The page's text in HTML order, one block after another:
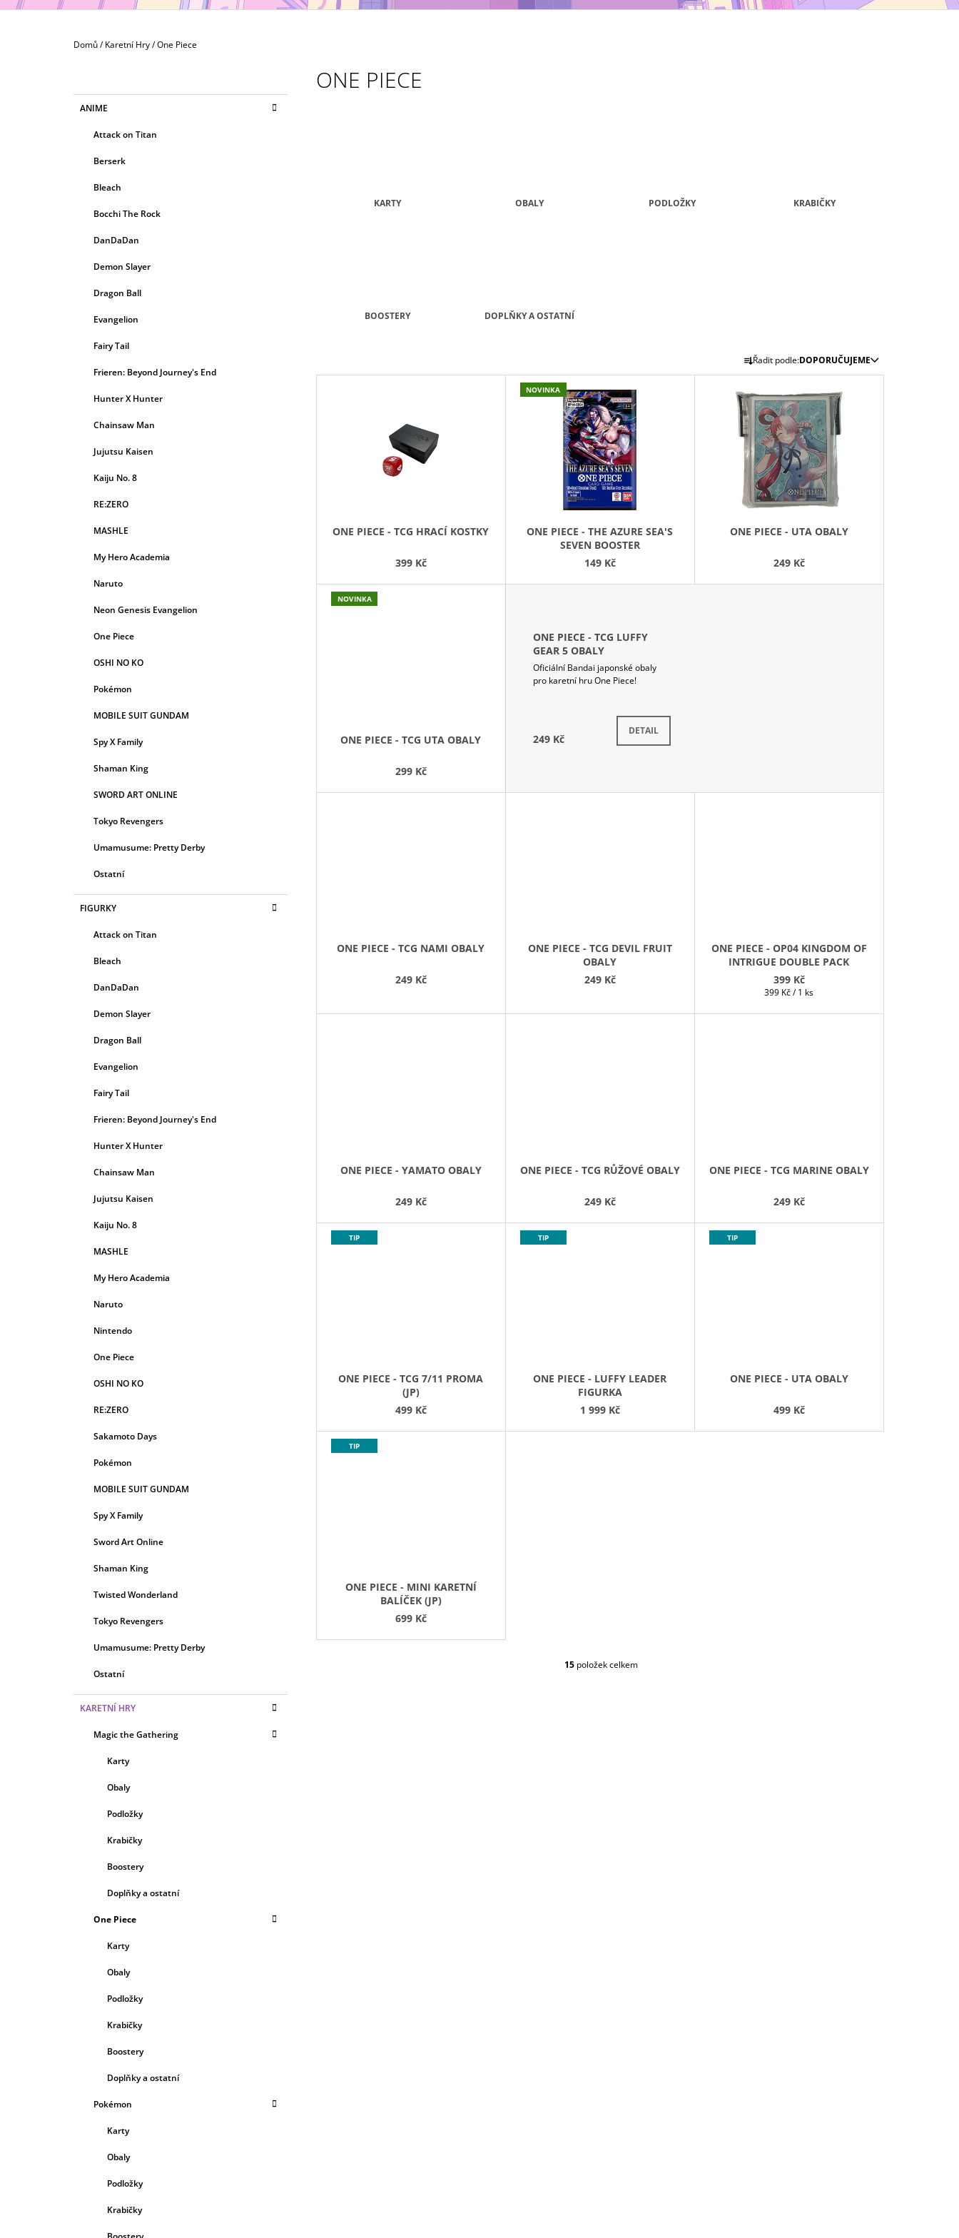
Domů/ Karetní Hry/One Piece
kategorie
K
AANIME
Attack on Titan
Berserk
Bleach
Bocchi The Rock
DanDaDan
Demon Slayer
Dragon Ball
Evangelion
Fairy Tail
Frieren: Beyond Journey's End
Hunter X Hunter
Chainsaw Man
Jujutsu Kaisen
Kaiju No. 8
RE:ZERO
MASHLE
My Hero Academia
Naruto
Neon Genesis Evangelion
One Piece
OSHI NO KO
Pokémon
MOBILE SUIT GUNDAM
Spy X Family
Shaman King
SWORD ART ONLINE
Tokyo Revengers
Umamusume: Pretty Derby
Ostatní
FIGURKY
Attack on Titan
Bleach
DanDaDan
Demon Slayer
Dragon Ball
Evangelion
Fairy Tail
Frieren: Beyond Journey's End
Hunter X Hunter
Chainsaw Man
Jujutsu Kaisen
Kaiju No. 8
MASHLE
My Hero Academia
Naruto
Nintendo
One Piece
OSHI NO KO
RE:ZERO
Sakamoto Days
Pokémon
MOBILE SUIT GUNDAM
Spy X Family
Sword Art Online
Shaman King
Twisted Wonderland
Tokyo Revengers
Umamusume: Pretty Derby
Ostatní
KARETNÍ HRY
Magic the Gathering
Karty
Obaly
Podložky
Krabičky
Boostery
Doplňky a ostatní
One Piece
Karty
Obaly
Podložky
Krabičky
Boostery
Doplňky a ostatní
Pokémon
Karty
Obaly
Podložky
Krabičky
ONE PIECE
KARTY OBALY PODLOŽKY KRABIČKY
BOOSTERY DOPLŇKY A OSTATNÍ
Ř
A
Z
E
N
P
R
O
U
Řadit podle:DOPORUČUJEME
V
T
ONE PIECE - TCG HRACÍ KOSTKY
399 Kč
NOVINKA
ONE PIECE - THE AZURE SEA'S
SEVEN BOOSTER
149 Kč
ONE PIECE - UTA OBALY
249 Kč
NOVINKA
ONE PIECE - TCG UTA OBALY
299 Kč
ONE PIECE - TCG LUFFY
GEAR 5 OBALY
Oficiální Bandai japonské obaly
pro karetní hru One Piece!
249 Kč
DETAIL
Momentálně nedostupné
ONE PIECE - TCG NAMI OBALY
249 Kč
ONE PIECE - TCG DEVIL FRUIT
OBALY
249 Kč
ONE PIECE - OP04 KINGDOM OF
INTRIGUE DOUBLE PACK
399 Kč
Měrná
399 Kč / 1 ks
ONE PIECE - YAMATO OBALY
249 Kč
ONE PIECE - TCG RŮŽOVÉ OBALY
249 Kč
ONE PIECE - TCG MARINE OBALY
249 Kč
TIP
ONE PIECE - TCG 7/11 PROMA
(JP)
499 Kč
TIP
ONE PIECE - LUFFY LEADER
FIGURKA
1 999 Kč
TIP
ONE PIECE - UTA OBALY
499 Kč
TIP
ONE PIECE - MINI KARETNÍ
BALÍČEK (JP)
699 Kč
O
15položek celkem